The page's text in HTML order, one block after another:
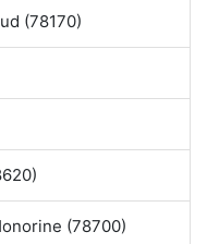
(78170)
(78700)